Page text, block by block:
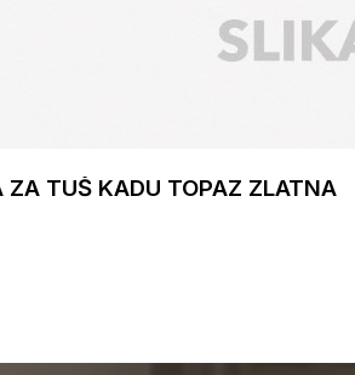
ZA TUŠ KADU TOPAZ ZLATNA